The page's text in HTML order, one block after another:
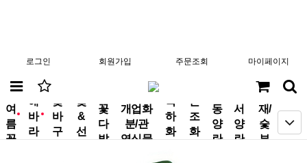
로그인 회원가입 주문조회 마이페이지
new
여
름
꽃
new
해
바
라
꽃
바
구
꽃
&
선
꽃
다
발
개업화
분/관
엽식물
축
하
화
근
조
화
동
양
란
서
양
란
분
재/
숯
부